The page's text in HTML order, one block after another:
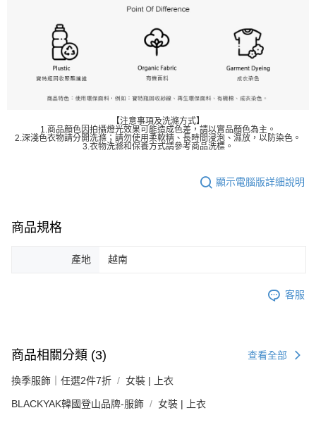
【注意事項及洗滌方式】
1.商品顏色因拍攝燈光效果可能造成色差，請以實品顏色為主。
2.深淺色衣物請分開洗滌；請勿使用柔軟精、長時間浸泡、濕放，以防染色。
3.衣物洗滌和保養方式請參考商品洗標。
顯示電腦版詳細說明
商品規格
產地 越南
客服
商品相關分類 (3) 查看全部
換季服飾｜任選2件7折 女裝 | 上衣
BLACKYAK韓國登山品牌-服飾 女裝 | 上衣